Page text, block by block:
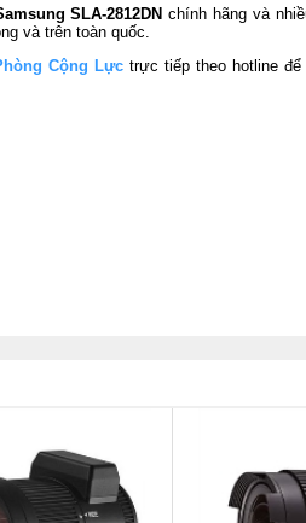
SLA-2812DNchính hãng và
và trên toàn quốc.
Cộng Lực trực tiếp theo hotline